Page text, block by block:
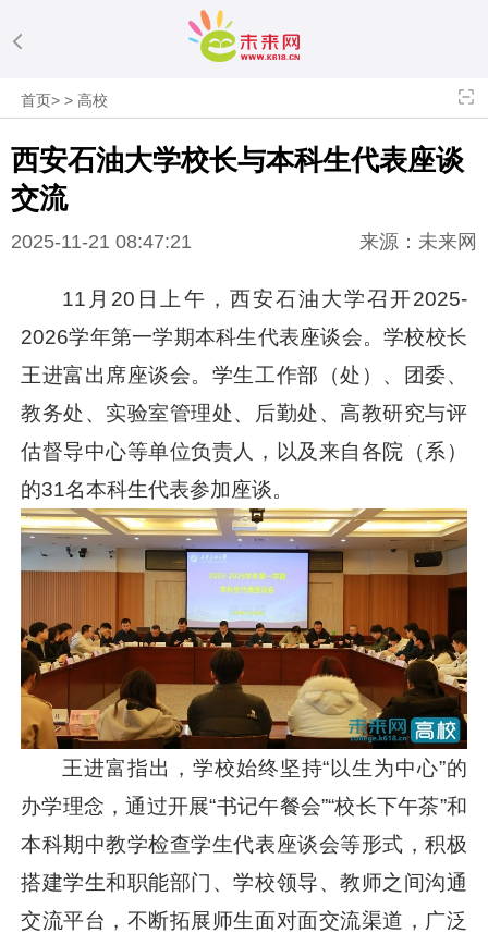
首页>>高校
西安石油大学校长与本科生代表座谈
交流
2025-11-21 08:47:21 来源：未来网
11月20日上午，西安石油大学召开2025-
2026学年第一学期本科生代表座谈会。学校校长
王进富出席座谈会。学生工作部（处）、团委、
教务处、实验室管理处、后勤处、高教研究与评
估督导中心等单位负责人，以及来自各院（系）
的31名本科生代表参加座谈。
王进富指出，学校始终坚持“以生为中心”的
办学理念，通过开展“书记午餐会”“校长下午茶”和
本科期中教学检查学生代表座谈会等形式，积极
搭建学生和职能部门、学校领导、教师之间沟通
交流平台，不断拓展师生面对面交流渠道，广泛